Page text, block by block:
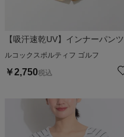
【吸汗速乾UV】インナーパンツ
ルコックスポルティフ ゴルフ
￥2,750税込